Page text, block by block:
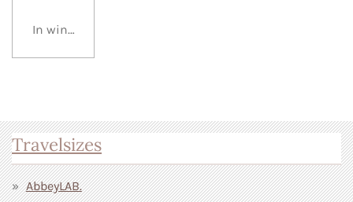
In winkelwagen
Travelsizes
AbbeyLAB.